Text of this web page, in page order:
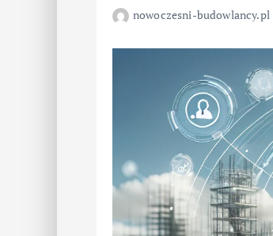
nowoczesni-budowlancy.pl